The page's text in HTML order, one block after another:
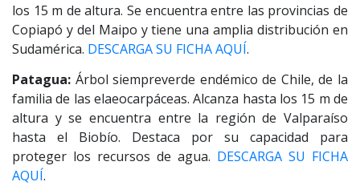
los 15 m de altura. Se encuentra entre las provincias de
Copiapó y del Maipo y tiene una amplia distribución en
Sudamérica. DESCARGA SU FICHA AQUÍ.
Patagua: Árbol siempreverde endémico de Chile, de la
familia de las elaeocarpáceas. Alcanza hasta los 15 m de
altura y se encuentra entre la región de Valparaíso
hasta el Biobío. Destaca por su capacidad para
proteger los recursos de agua. DESCARGA SU FICHA
AQUÍ.